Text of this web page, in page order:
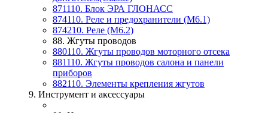
871110. Блок ЭРА ГЛОНАСС
874110. Реле и предохранители (M6.1)
874210. Реле (M6.2)
88. Жгуты проводов
880110. Жгуты проводов моторного отсека
881110. Жгуты проводов салона и панели
приборов
882110. Элементы крепления жгутов
9. Инструмент и аксессуары